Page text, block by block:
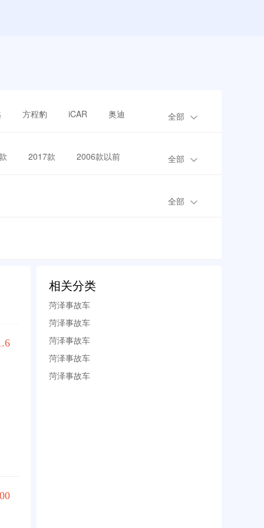
方程豹 iCAR 奥迪 全部
2017款 2006款以前 全部
全部
相关分类
菏泽事故车
菏泽事故车
菏泽事故车
菏泽事故车
菏泽事故车